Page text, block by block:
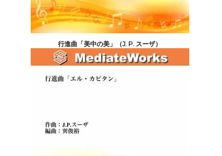
行進曲「美中の美」（J. P. スーザ）
5,500円(税込)